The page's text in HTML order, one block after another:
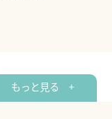
もっと見る +